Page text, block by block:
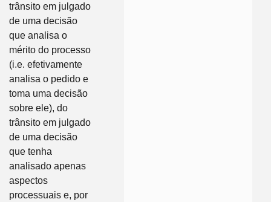
trânsito em julgado
de uma decisão
que analisa o
mérito do processo
(i.e. efetivamente
analisa o pedido e
toma uma decisão
sobre ele), do
trânsito em julgado
de uma decisão
que tenha
analisado apenas
aspectos
processuais e, por